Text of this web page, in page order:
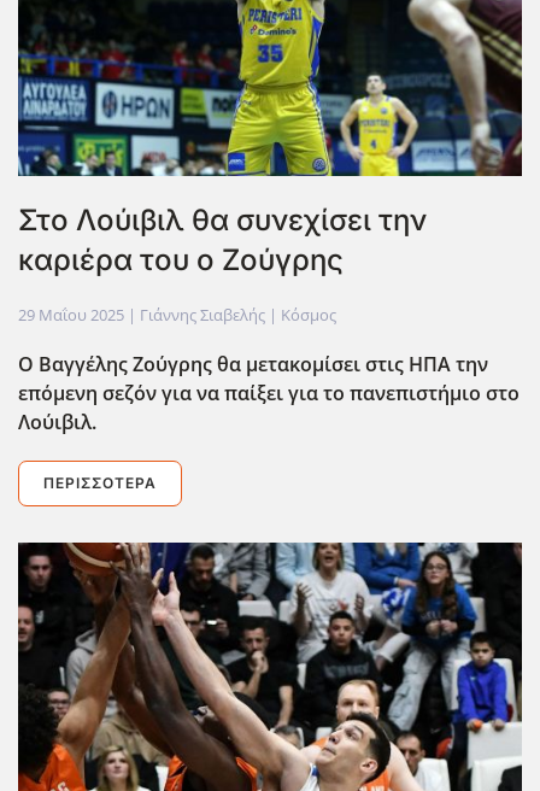
Στο Λούιβιλ θα συνεχίσει την
καριέρα του ο Ζούγρης
29 Μαΐου 2025 | Γιάννης Σιαβελής | Κόσμος
Ο Βαγγέλης Ζούγρης θα μετακομίσει στις ΗΠΑ την
επόμενη σεζόν για να παίξει για το πανεπιστήμιο στο
Λούιβιλ.
ΠΕΡΙΣΣΌΤΕΡΑ